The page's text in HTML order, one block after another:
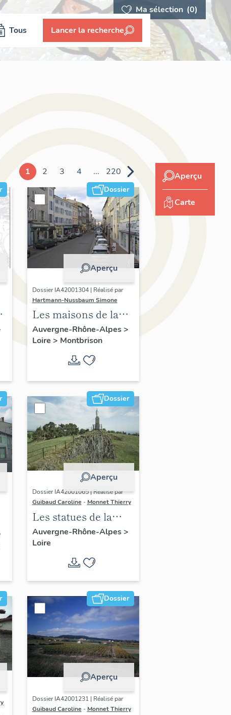
Ma sélection (0)
Tous Lancer la recherche
1 2 3 4 ... 220
Dossier
Aperçu
Dossier IA42001304 | Réalisé par
Hartmann-Nussbaum Simone
Les maisons de la
commune de
Montbrison
Auvergne-Rhône-Alpes>
Loire > Montbrison
Dossier
Aperçu
Dossier IA42001065 | Réalisé par
Guibaud Caroline - Monnet Thierry
Les statues de la
Vierge, dites
Madones, du canton
de Boën et de la
commune de Sail-
sous-Couzan
Auvergne-Rhône-Alpes>
Loire
Dossier
Aperçu
Dossier IA42001231 | Réalisé par
Guibaud Caroline - Monnet Thierry
Aperçu
Carte